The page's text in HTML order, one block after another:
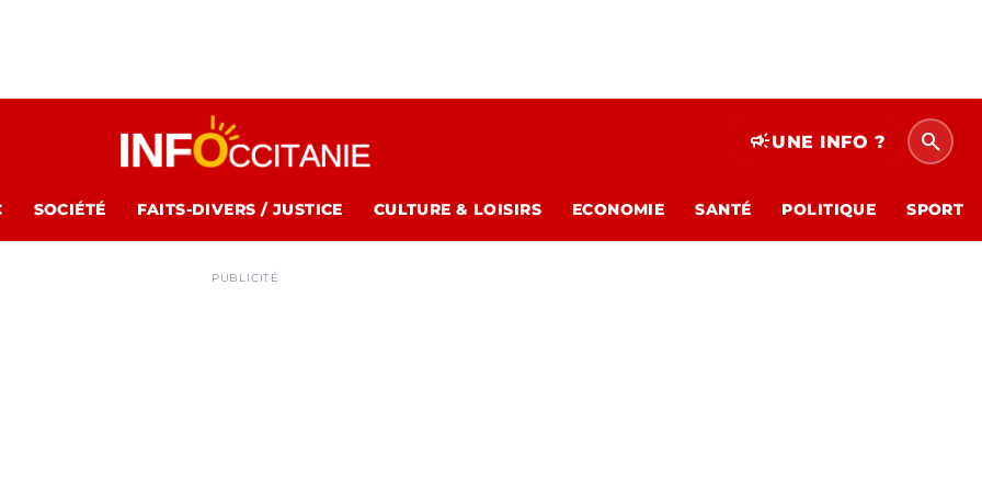
campaignUNE INFO ? search
SOCIÉTÉ FAITS-DIVERS / JUSTICE CULTURE & LOISIRS ECONOMIE SANTÉ POLITIQUE SPORT
PUBLICITÉ